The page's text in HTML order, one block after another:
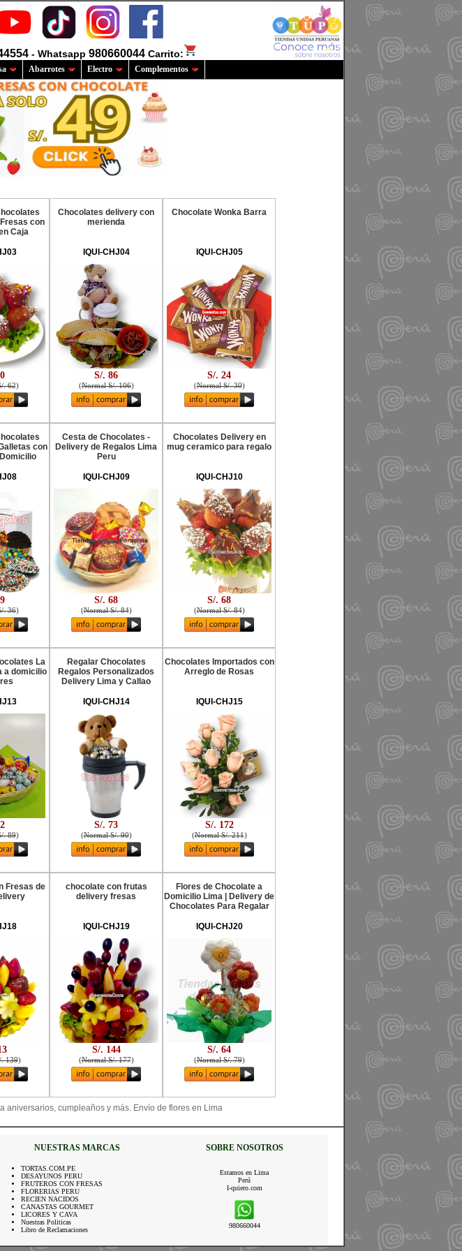
- Whatsapp 980660044 Carrito:
Abarrotes Electro Complementos
con
Caja
. 62)
Chocolates delivery con
merienda
IQUI-CHJ04
S/. 86
(Normal S/. 106)
Chocolate Wonka Barra
IQUI-CHJ05
S/. 24
(Normal S/. 30)
con
. 36)
Cesta de Chocolates -
Delivery de Regalos Lima
Peru
IQUI-CHJ09
S/. 68
(Normal S/. 84)
Chocolates Delivery en
mug ceramico para regalo
IQUI-CHJ10
S/. 68
(Normal S/. 84)
La
a domicilio
. 89)
Regalar Chocolates
Regalos Personalizados
Delivery Lima y Callao
IQUI-CHJ14
S/. 73
(Normal S/. 90)
Chocolates Importados con
Arreglo de Rosas
IQUI-CHJ15
S/. 172
(Normal S/. 211)
Fresas de
139)
chocolate con frutas
delivery fresas
IQUI-CHJ19
S/. 144
(Normal S/. 177)
Flores de Chocolate a
Domicilio Lima | Delivery de
Chocolates Para Regalar
IQUI-CHJ20
S/. 64
(Normal S/. 79)
cumpleaños y más. Envío de flores en Lima
NUESTRAS MARCAS SOBRE NOSOTROS
TORTAS.COM.PE
DESAYUNOS PERU
FRUTEROS CON FRESAS
FLORERIAS PERU
RECIEN NACIDOS
CANASTAS GOURMET
LICORES Y CAVA
Nuestras Politicas
Libro de Reclamaciones
Estamos en Lima
Perú
I-quiero.com
980660044